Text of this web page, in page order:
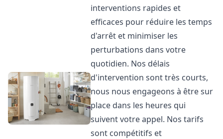
interventions rapides et
efficaces pour réduire les temps
d'arrêt et minimiser les
perturbations dans votre
quotidien. Nos délais
d'intervention sont très courts,
nous nous engageons à être sur
place dans les heures qui
suivent votre appel. Nos tarifs
sont compétitifs et